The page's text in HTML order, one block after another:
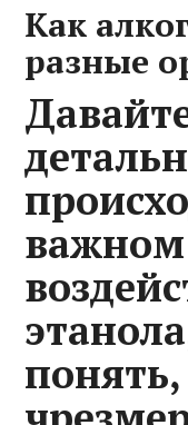
Как
разные
важном